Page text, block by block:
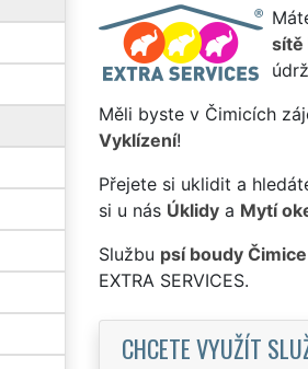
sítě
Měli byste v Čimicích
Vyklízení!
Přejete si uklidit a
si u nás Úklidya Mytí
Službu psí boudy Čimice
EXTRA SERVICES.
CHCETE VYUŽÍT